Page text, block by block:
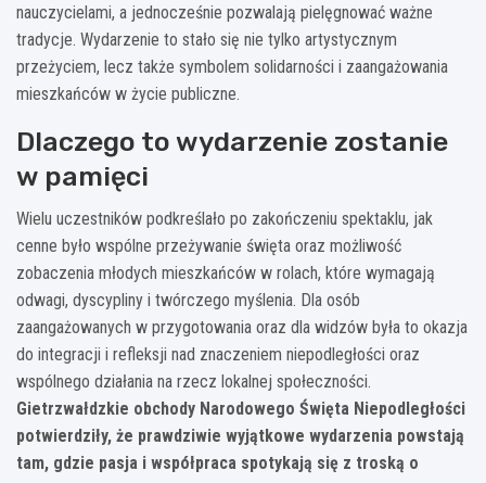
nauczycielami, a jednocześnie pozwalają pielęgnować ważne
tradycje. Wydarzenie to stało się nie tylko artystycznym
przeżyciem, lecz także symbolem solidarności i zaangażowania
mieszkańców w życie publiczne.
Dlaczego to wydarzenie zostanie
w pamięci
Wielu uczestników podkreślało po zakończeniu spektaklu, jak
cenne było wspólne przeżywanie święta oraz możliwość
zobaczenia młodych mieszkańców w rolach, które wymagają
odwagi, dyscypliny i twórczego myślenia. Dla osób
zaangażowanych w przygotowania oraz dla widzów była to okazja
do integracji i refleksji nad znaczeniem niepodległości oraz
wspólnego działania na rzecz lokalnej społeczności.
Gietrzwałdzkie obchody Narodowego Święta Niepodległości
potwierdziły, że prawdziwie wyjątkowe wydarzenia powstają
tam, gdzie pasja i współpraca spotykają się z troską o